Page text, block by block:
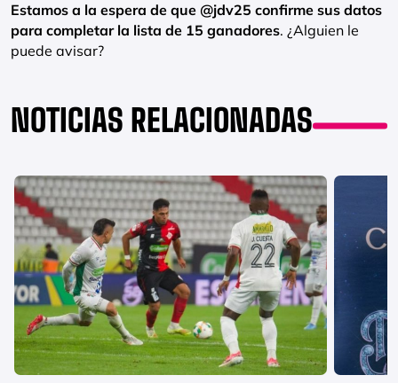
Estamos a la espera de que @jdv25 confirme sus datos
para completar la lista de 15 ganadores. ¿Alguien le
puede avisar?
NOTICIAS RELACIONADAS